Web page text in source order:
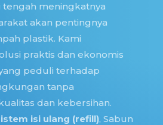
meningkatnya
akan pentingnya
plastik. Kami
praktis dan ekonomis
peduli terhadap
tanpa
dan kebersihan.
isi ulang (refill), Sabun